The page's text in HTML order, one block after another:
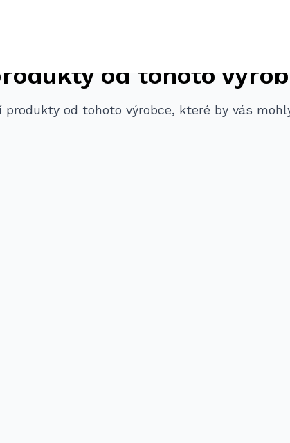
od tohoto
produkty od tohoto výrobce, které by vás